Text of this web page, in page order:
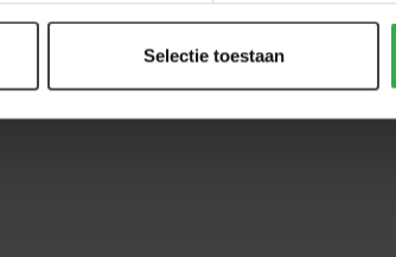
Selectie toestaan